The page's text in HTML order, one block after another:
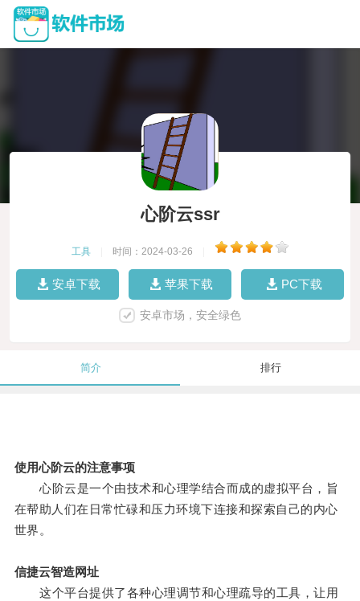
心阶云ssr
工具 时间：2024-03-26
安卓下载 苹果下载 PC下载
安卓市场，安全绿色
简介 排行
使用心阶云的注意事项
心阶云是一个由技术和心理学结合而成的虚拟平台，旨
在帮助人们在日常忙碌和压力环境下连接和探索自己的内心
世界。
信捷云智造网址
这个平台提供了各种心理调节和心理疏导的工具，让用